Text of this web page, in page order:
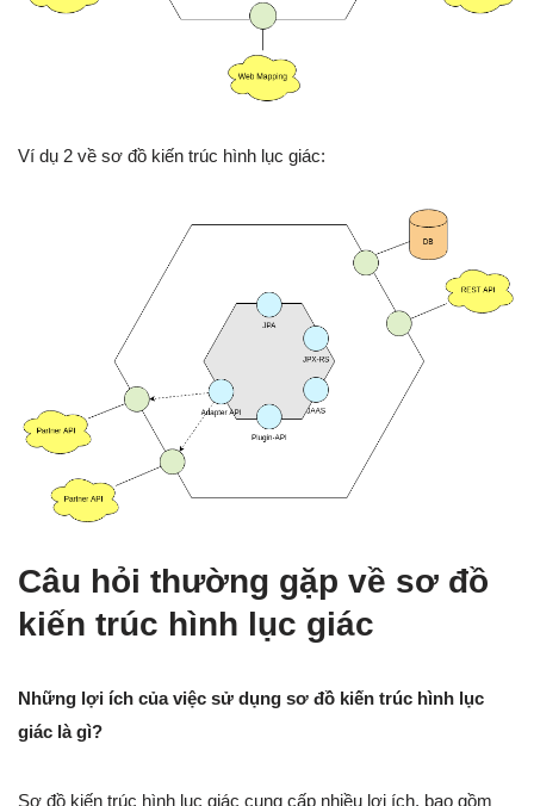
Ví dụ 2 về sơ đồ kiến trúc hình lục giác:
Câu hỏi thường gặp về sơ đồ
kiến trúc hình lục giác
Những lợi ích của việc sử dụng sơ đồ kiến trúc hình lục
giác là gì?
Sơ đồ kiến trúc hình lục giác cung cấp nhiều lợi ích, bao gồm